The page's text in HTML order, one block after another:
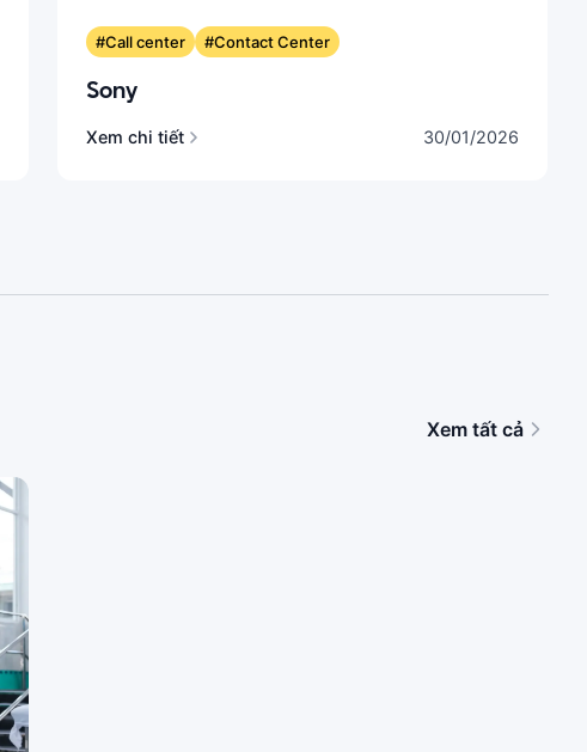
#Call center #Contact Center
Sony
Xem chi tiết 30/01/2026
Xem tất cả